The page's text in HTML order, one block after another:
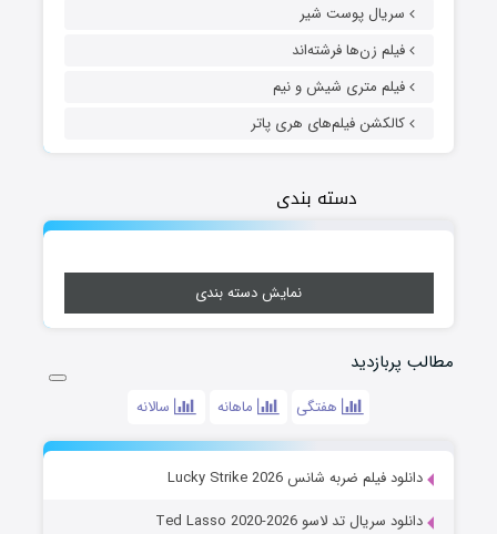
سریال پوست شیر
فیلم زن‌ها فرشته‌اند
فیلم متری شیش و نیم
کالکشن فیلم‌های هری پاتر
دسته بندی
نمایش دسته بندی
مطالب پربازدید
هفتگی ماهانه سالانه
دانلود فیلم ضربه شانس Lucky Strike 2026
دانلود سریال تد لاسو Ted Lasso 2020-2026